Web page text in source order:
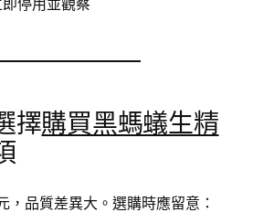
擇購買黑螞蟻生精
，品質差異大。選購時應留意：